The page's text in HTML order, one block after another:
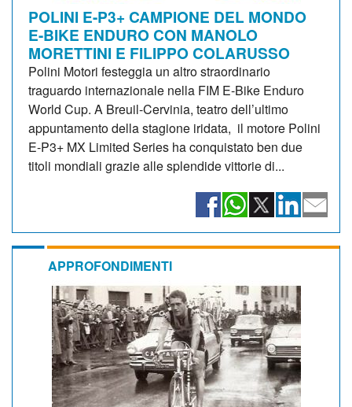
POLINI E-P3+ CAMPIONE DEL MONDO
E-BIKE ENDURO CON MANOLO
MORETTINI E FILIPPO COLARUSSO
Polini Motori festeggia un altro straordinario
traguardo internazionale nella FIM E-Bike Enduro
World Cup. A Breuil-Cervinia, teatro dell’ultimo
appuntamento della stagione iridata, il motore Polini
E-P3+ MX Limited Series ha conquistato ben due
titoli mondiali grazie alle splendide vittorie di...
APPROFONDIMENTI